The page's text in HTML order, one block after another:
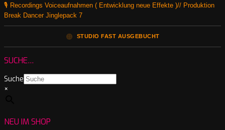
🎙️ Recordings Voiceaufnahmen ( Entwicklung neue Effekte )// Produktion
Break Dancer Jinglepack 7
🟠 STUDIO FAST AUSGEBUCHT
SUCHE…
Suche
×
NEU IM SHOP